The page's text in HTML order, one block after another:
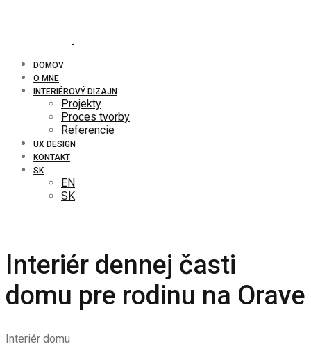
DOMOV
O MNE
INTERIÉROVÝ DIZAJN
Projekty
Proces tvorby
Referencie
UX DESIGN
KONTAKT
SK
EN
SK
Interiér dennej časti
domu pre rodinu na Orave
Interiér domu